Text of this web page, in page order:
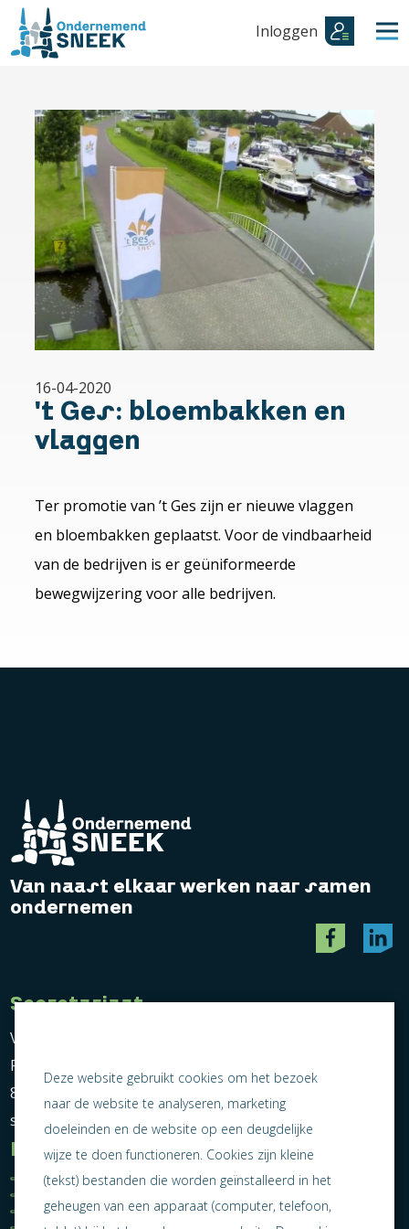
Inloggen
16-04-2020
't Ges: bloembakken en
vlaggen
Ter promotie van ’t Ges zijn er nieuwe vlaggen
en bloembakken geplaatst. Voor de vindbaarheid
van de bedrijven is er geüniformeerde
bewegwijzering voor alle bedrijven.
Van naast elkaar werken naar samen
ondernemen
Secretariaat
Vereniging Ondernemend Sneek
Postbus 464
8600 AL Sneek
secretariaat@ondernemendsneek.nl
Informatie
Ledenoverzicht
Algemene voorwaarden
Nieuws
Lid worden
Deze website gebruikt cookies om het bezoek
naar de website te analyseren, marketing
doeleinden en de website op een deugdelijke
wijze te doen functioneren. Cookies zijn kleine
(tekst) bestanden die worden geïnstalleerd in het
geheugen van een apparaat (computer, telefoon,